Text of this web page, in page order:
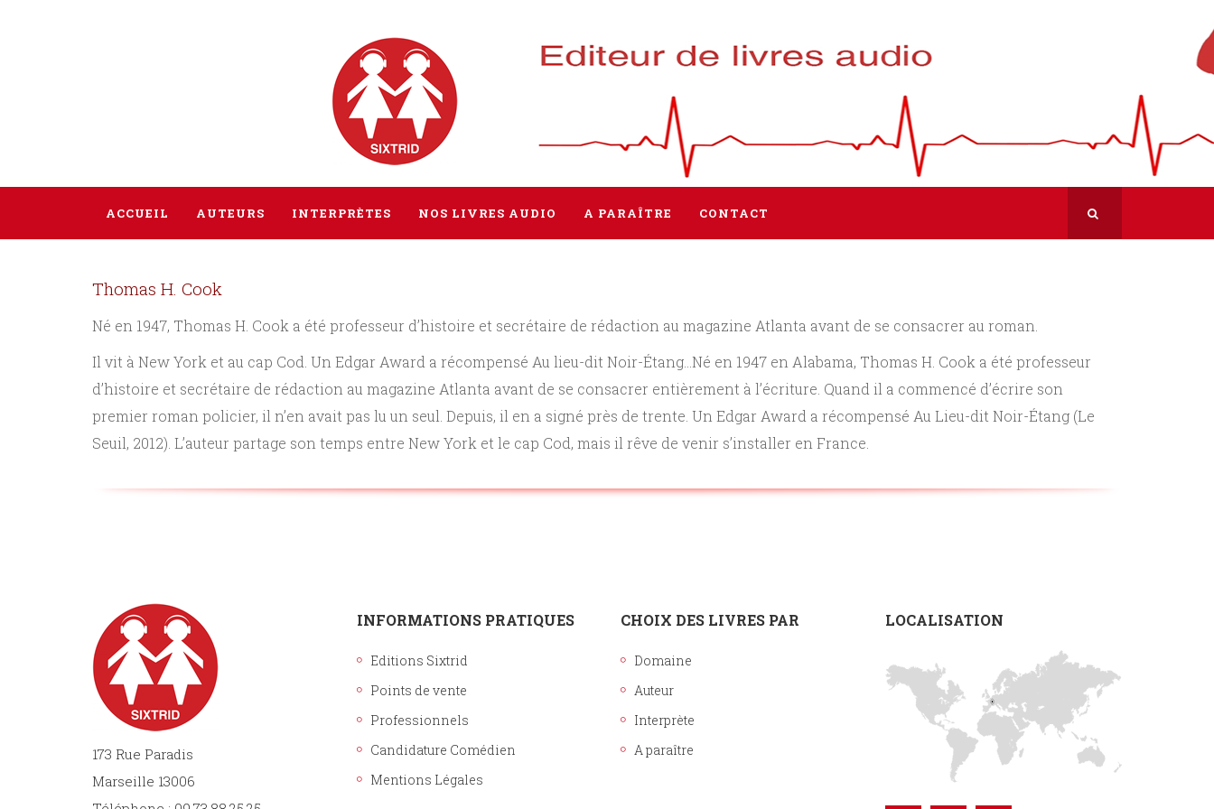
ACCUEIL AUTEURS INTERPRÈTES NOS LIVRES AUDIO
Littérature
Policier / Suspense
Histoire
Sciences humaines
A PARAÎTRE CONTACT
Thomas H. Cook
Né en 1947, Thomas H. Cook a été professeur d’histoire et secrétaire de rédaction au magazine Atlanta avant de se consacrer au roman.
Il vit à New York et au cap Cod. Un Edgar Award a récompensé Au lieu-dit Noir-Étang…Né en 1947 en Alabama, Thomas H. Cook a été professeur
d’histoire et secrétaire de rédaction au magazine Atlanta avant de se consacrer entièrement à l’écriture. Quand il a commencé d’écrire son
premier roman policier, il n’en avait pas lu un seul. Depuis, il en a signé près de trente. Un Edgar Award a récompensé Au Lieu-dit Noir-Étang (Le
Seuil, 2012). L’auteur partage son temps entre New York et le cap Cod, mais il rêve de venir s’installer en France.
173 Rue Paradis
Marseille 13006
INFORMATIONS PRATIQUES
Editions Sixtrid
Points de vente
Professionnels
Candidature Comédien
Mentions Légales
CHOIX DES LIVRES PAR
Domaine
Auteur
Interprète
A paraître
LOCALISATION